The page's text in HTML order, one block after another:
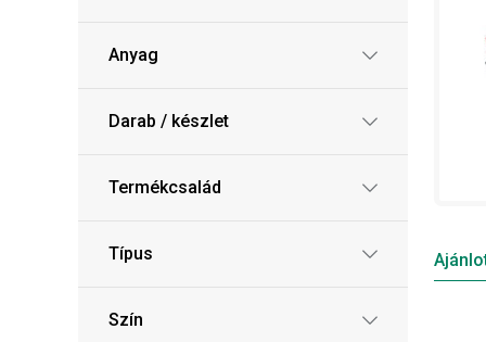
Anyag
Darab / készlet
Termékcsalád
Típus
Szín